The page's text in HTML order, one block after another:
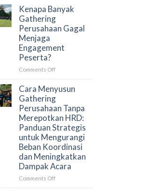
Kolaborasi
Tim
Secara
Alami
Curug
Leuwi
Hejo
untuk
Kantor:
HRD
Outdoor
yang
Terkurasi
Kenapa Banyak
Gathering
Perusahaan Gagal
Menjaga
Engagement
Peserta?
Comments Offon
Banyak
Gathering
Perusahaan
Gagal
Menjaga
Engagement
Peserta?
Cara Menyusun
Gathering
Perusahaan Tanpa
Merepotkan HRD:
Panduan Strategis
untuk Mengurangi
Beban Koordinasi
dan Meningkatkan
Dampak Acara
Comments Offon